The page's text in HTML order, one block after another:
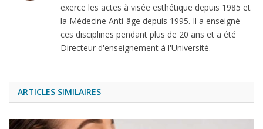
exerce les actes à visée esthétique depuis 1985 et
la Médecine Anti-âge depuis 1995. Il a enseigné
ces disciplines pendant plus de 20 ans et a été
Directeur d'enseignement à l'Université.
ARTICLES SIMILAIRES